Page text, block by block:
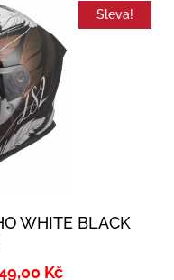
Sleva!
WHITE BLACK
Kč